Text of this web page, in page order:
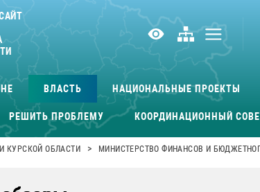
ВЛАСТЬ НАЦИОНАЛЬНЫЕ ПРОЕКТЫ
РЕШИТЬ ПРОБЛЕМУ КООРДИНАЦИОННЫЙ
КУРСКОЙ ОБЛАСТИ > МИНИСТЕРСТВО ФИНАНСОВ И